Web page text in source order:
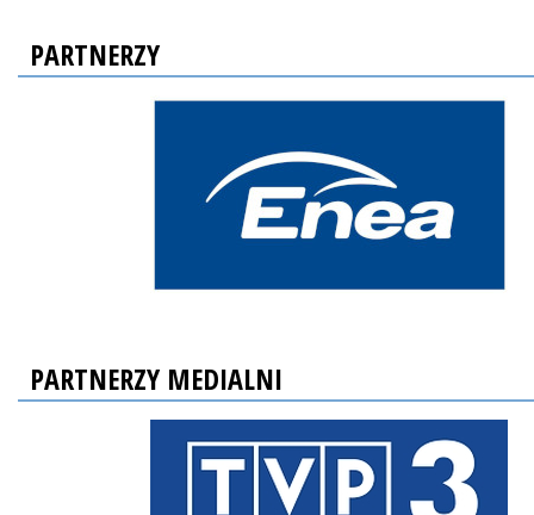
PARTNERZY
PARTNERZY MEDIALNI